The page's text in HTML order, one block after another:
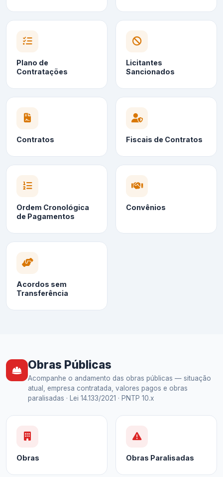
Plano de
Contratações
Licitantes
Sancionados
Contratos Fiscais de Contratos
Ordem Cronológica
de Pagamentos
Convênios
Acordos sem
Transferência
Obras Públicas
Acompanhe o andamento das obras públicas — situação
atual, empresa contratada, valores pagos e obras
paralisadas · Lei 14.133/2021 · PNTP 10.x
Obras Obras Paralisadas